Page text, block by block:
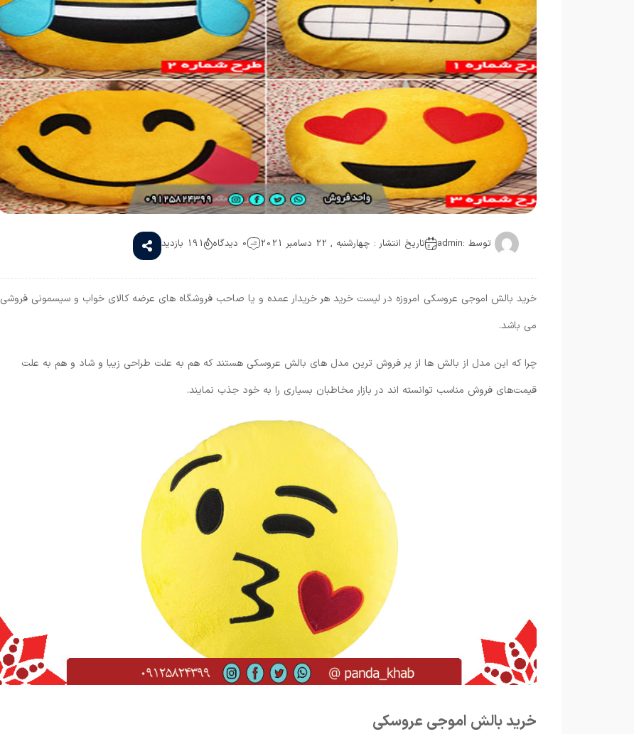
توسط :admin تاریخ انتشار : چهارشنبه , 22 دسامبر 2021 0 دیدگاه 191 بازدید
خرید بالش اموجی عروسکی امروزه در لیست خرید هر خریدار عمده و یا صاحب فروشگاه های عرضه کالای خواب و سیسمونی فروشی
می باشد.
چرا که این مدل از بالش ها از پر فروش ترین مدل های بالش عروسکی هستند که هم به علت طراحی زیبا و شاد و هم به علت
قیمت‌های فروش مناسب توانسته اند در بازار مخاطبان بسیاری را به خود جذب نمایند.
خرید بالش اموجی عروسکی